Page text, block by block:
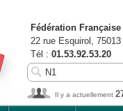
Fédération
22 rue Esquirol,
Tél : 01.53.92.53.20
Il y a actuellement